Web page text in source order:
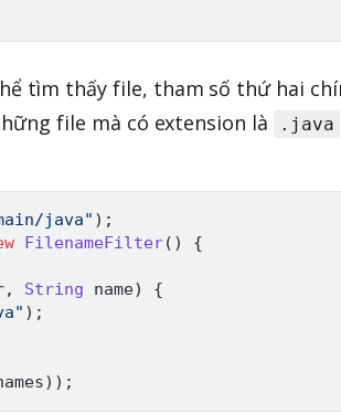
tìm thấy file, tham số thứ hai
file mà có extension là
.java
java" ) ;
FilenameFilter( )
{
, String name)
{
) ;
) ) ;